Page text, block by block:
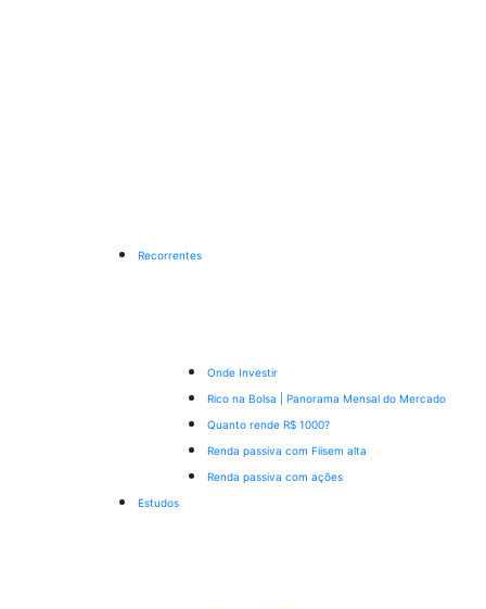
Recorrentes
Onde Investir
Rico na Bolsa | Panorama Mensal do Mercado
Quanto rende R$ 1000?
Renda passiva com Fiisem alta
Renda passiva com ações
Estudos